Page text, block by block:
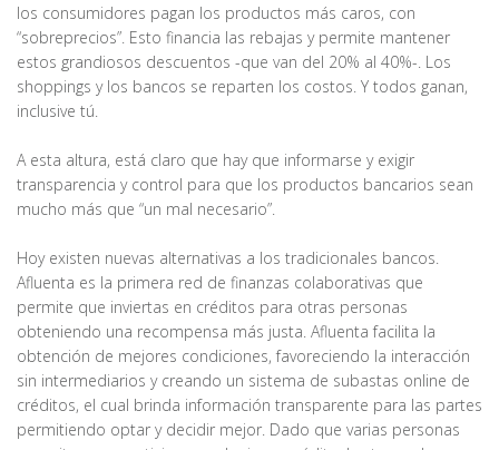
los consumidores pagan los productos más caros, con
“sobreprecios”. Esto financia las rebajas y permite mantener
estos grandiosos descuentos -que van del 20% al 40%-. Los
shoppings y los bancos se reparten los costos. Y todos ganan,
inclusive tú.
A esta altura, está claro que hay que informarse y exigir
transparencia y control para que los productos bancarios sean
mucho más que “un mal necesario”.
Hoy existen nuevas alternativas a los tradicionales bancos.
Afluenta es la primera red de finanzas colaborativas que
permite que inviertas en créditos para otras personas
obteniendo una recompensa más justa. Afluenta facilita la
obtención de mejores condiciones, favoreciendo la interacción
sin intermediarios y creando un sistema de subastas online de
créditos, el cual brinda información transparente para las partes
permitiendo optar y decidir mejor. Dado que varias personas